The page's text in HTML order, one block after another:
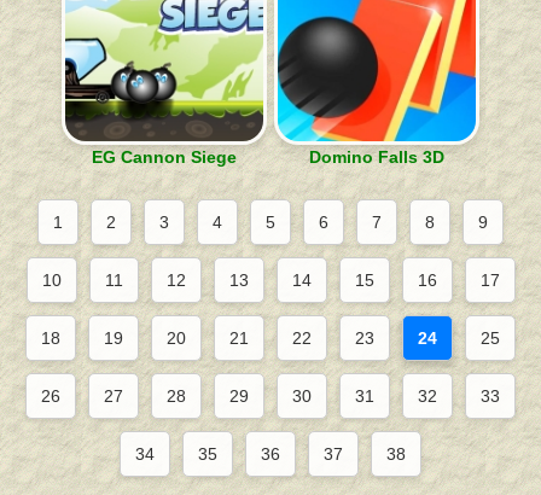
EG Cannon Siege Domino Falls 3D
1 2 3 4 5 6 7 8 9
10 11 12 13 14 15 16 17
18 19 20 21 22 23 24 25
26 27 28 29 30 31 32 33
34 35 36 37 38